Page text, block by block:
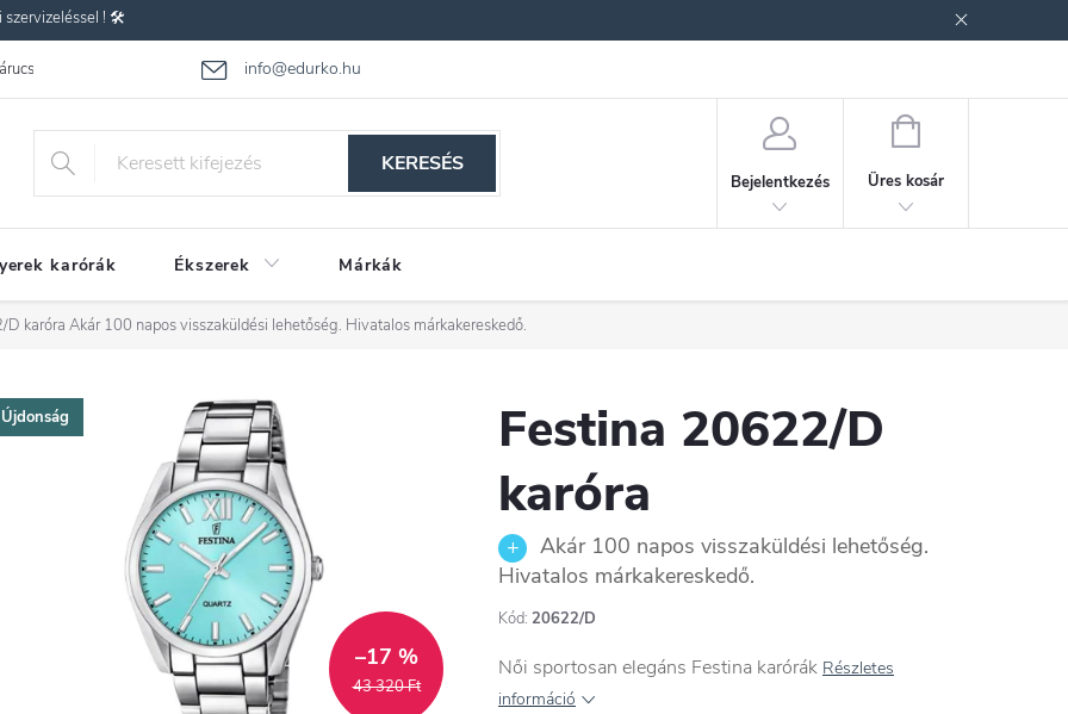
szervizeléssel ! 🛠️
info@edurko.hu
Gyakran ismételt kérdések
KERESÉS
Bejelentkezés
KOSÁR
Üres kosár
karórák Ékszerek Márkák
D karóra Akár 100 napos visszaküldési lehetőség. Hivatalos márkakereskedő.
Újdonság
43 320 Ft
–17 %
Festina 20622/D
karóra
Akár 100 napos visszaküldési lehetőség.
Hivatalos márkakereskedő.
Kód: 20622/D
Női sportosan elegáns Festina karórák Részletes
információ